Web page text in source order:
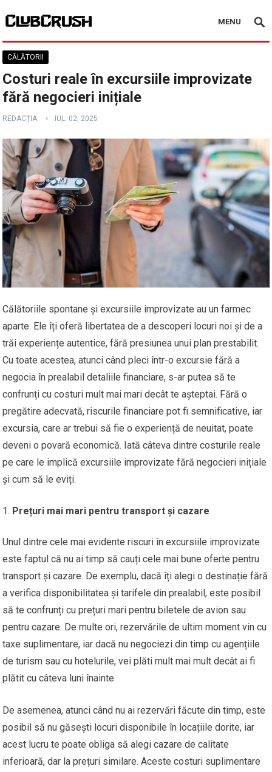
MENU
CĂLĂTORII
Costuri reale în excursiile improvizate
fără negocieri inițiale
REDACȚIA IUL. 02, 2025
Călătoriile spontane și excursiile improvizate au un farmec
aparte. Ele îți oferă libertatea de a descoperi locuri noi și de a
trăi experiențe autentice, fără presiunea unui plan prestabilit.
Cu toate acestea, atunci când pleci într-o excursie fără a
negocia în prealabil detaliile financiare, s-ar putea să te
confrunți cu costuri mult mai mari decât te așteptai. Fără o
pregătire adecvată, riscurile financiare pot fi semnificative, iar
excursia, care ar trebui să fie o experiență de neuitat, poate
deveni o povară economică. Iată câteva dintre costurile reale
pe care le implică excursiile improvizate fără negocieri inițiale
și cum să le eviți.
Prețuri mai mari pentru transport și cazare
Unul dintre cele mai evidente riscuri în excursiile improvizate
este faptul că nu ai timp să cauți cele mai bune oferte pentru
transport și cazare. De exemplu, dacă îți alegi o destinație fără
a verifica disponibilitatea și tarifele din prealabil, este posibil
să te confrunți cu prețuri mari pentru biletele de avion sau
pentru cazare. De multe ori, rezervările de ultim moment vin cu
taxe suplimentare, iar dacă nu negociezi din timp cu agențiile
de turism sau cu hotelurile, vei plăti mult mai mult decât ai fi
plătit cu câteva luni înainte.
De asemenea, atunci când nu ai rezervări făcute din timp, este
posibil să nu găsești locuri disponibile în locațiile dorite, iar
acest lucru te poate obliga să alegi cazare de calitate
inferioară, dar la prețuri similare. Aceste costuri suplimentare